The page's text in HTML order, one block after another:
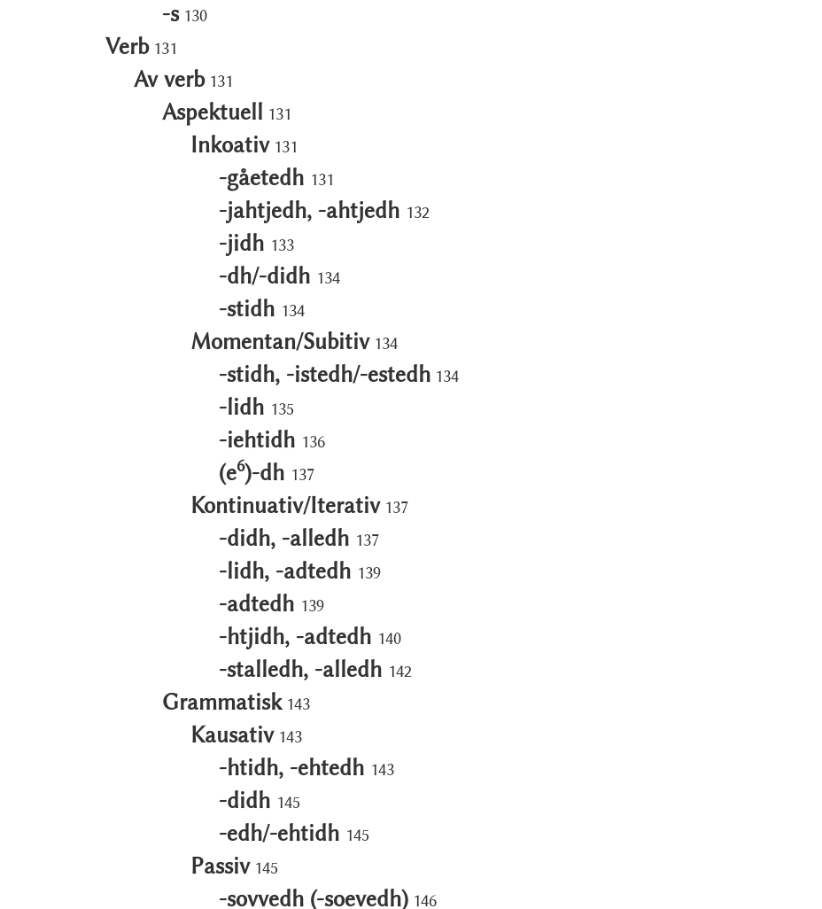
-s130
Verb131
Av verb131
Aspektuell 131
Inkoativ131
-gåetedh 131
-jahtjedh, -ahtjedh 132
-jidh 133
-dh/-didh 134
-stidh 134
Momentan/Subitiv134
-stidh, -istedh/-estedh 134
-lidh 135
-iehtidh 136
(e6)-dh 137
Kontinuativ/Iterativ137
-didh, -alledh 137
-lidh, -adtedh 139
-adtedh 139
-htjidh, -adtedh 140
-stalledh, -alledh 142
Grammatisk143
Kausativ143
-htidh, -ehtedh 143
-didh 145
-edh/-ehtidh 145
Passiv145
-sovvedh (-soevedh) 146